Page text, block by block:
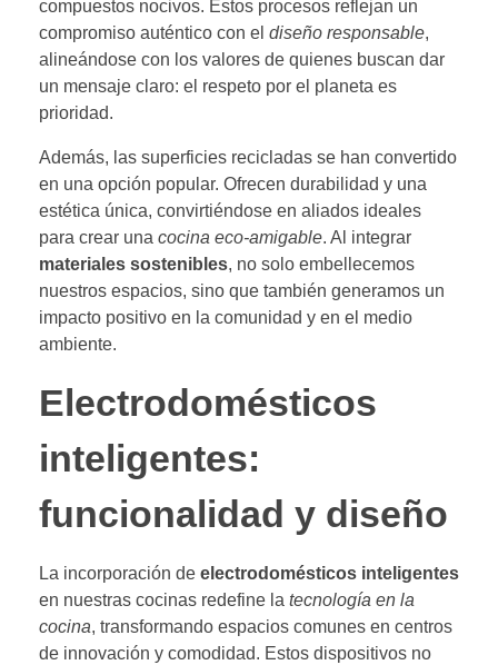
compuestos nocivos. Estos procesos reflejan un
compromiso auténtico con el diseño responsable,
alineándose con los valores de quienes buscan dar
un mensaje claro: el respeto por el planeta es
prioridad.
Además, las superficies recicladas se han convertido
en una opción popular. Ofrecen durabilidad y una
estética única, convirtiéndose en aliados ideales
para crear una cocina eco-amigable. Al integrar
materiales sostenibles, no solo embellecemos
nuestros espacios, sino que también generamos un
impacto positivo en la comunidad y en el medio
ambiente.
Electrodomésticos
inteligentes:
funcionalidad y diseño
La incorporación de electrodomésticos inteligentes
en nuestras cocinas redefine la tecnología en la
cocina, transformando espacios comunes en centros
de innovación y comodidad. Estos dispositivos no